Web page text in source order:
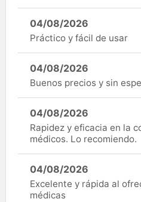
04/08/2026
Práctico y fácil de usar
04/08/2026
Buenos precios y sin
04/08/2026
Rapidez y eficacia en la
médicos. Lo recomiendo.
04/08/2026
Excelente y rápida al
médicas